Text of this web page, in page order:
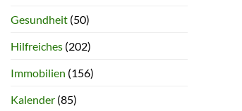
Gesundheit(50)
Hilfreiches(202)
Immobilien (156)
Kalender(85)